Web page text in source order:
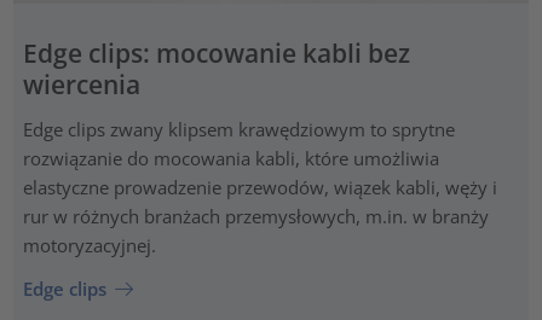
Edge clips: mocowanie kabli bez
wiercenia
Edge clips zwany klipsem krawędziowym to sprytne
rozwiązanie do mocowania kabli, które umożliwia
elastyczne prowadzenie przewodów, wiązek kabli, węży i
rur w różnych branżach przemysłowych, m.in. w branży
motoryzacyjnej.
Edge clips